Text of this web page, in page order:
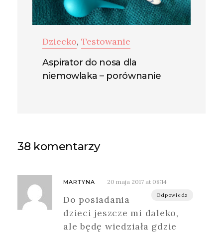
Dziecko, Testowanie
Aspirator do nosa dla
niemowlaka – porównanie
38 komentarzy
MARTYNA 20 maja 2017 at 08:14
Odpowiedz
Do posiadania
dzieci jeszcze mi daleko,
ale będę wiedziała gdzie